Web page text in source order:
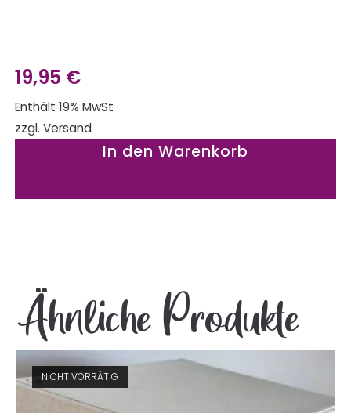
19,95 €
Enthält 19% MwSt
zzgl. Versand
In den Warenkorb
Ähnliche Produkte
NICHT VORRÄTIG